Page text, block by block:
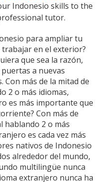
Indonesio skills to the
tutor.
para ampliar tu
trabajar en el exterior?
que sea la razón,
a nuevas
más de la mitad de
2 o más idiomas,
es más importante que
Con más de
hablando 2 o más
es cada vez más
nativos de Indonesio
alrededor del mundo,
multilingüe nunca
extranjero nunca ha